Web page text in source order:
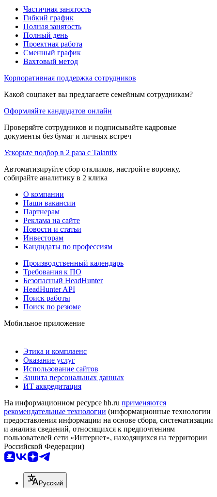
Частичная занятость
Гибкий график
Полная занятость
Полный день
Проектная работа
Сменный график
Вахтовый метод
Корпоративная поддержка сотрудников
Какой соцпакет вы предлагаете семейным сотрудникам?
Оформляйте кандидатов онлайн
Проверяйте сотрудников и подписывайте кадровые
документы без бумаг и личных встреч
Ускорьте подбор в 2 раза с Talantix
Автоматизируйте сбор откликов, настройте воронку,
собирайте аналитику в 2 клика
О компании
Наши вакансии
Партнерам
Реклама на сайте
Новости и статьи
Инвесторам
Кандидаты по профессиям
Производственный календарь
Требования к ПО
Безопасный HeadHunter
HeadHunter API
Поиск работы
Поиск по резюме
Мобильное приложение
Этика и комплаенс
Оказание услуг
Использование сайтов
Защита персональных данных
ИТ аккредитация
На информационном ресурсе hh.ru применяются
рекомендательные технологии (информационные технологии
предоставления информации на основе сбора, систематизации
и анализа сведений, относящихся к предпочтениям
пользователей сети «Интернет», находящихся на территории
Российской Федерации)
Русский